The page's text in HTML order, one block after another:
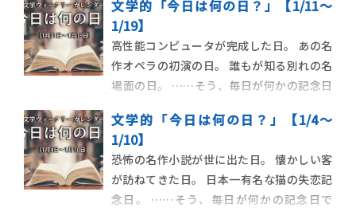
文学的「今日は何の日？」【1/11～
1/19】
高性能コンピュータが完成した日。 あの名
作オペラの初演の日。 誰もが知る別れの名
場面の日。 ……そう、毎日が何かの記念日
開きが行われる1月11日から始まる1週間あ
まりを見てみましょう。 1月11日 将軍・徳
川家光の忌日を避け、鏡開きが行われるよ
うになる 現在で […]
文学的「今日は何の日？」【1/4～
1/10】
恐怖の名作小説が世に出た日。 懐かしい客
が訪ねてきた日。 日本一有名な猫の失恋記
念日。 ……そう、毎日が何かの記念日で